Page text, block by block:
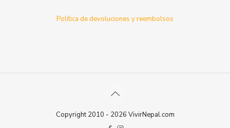
Política de devoluciones y reembolsos
Copyright 2010 - 2026 VivirNepal.com